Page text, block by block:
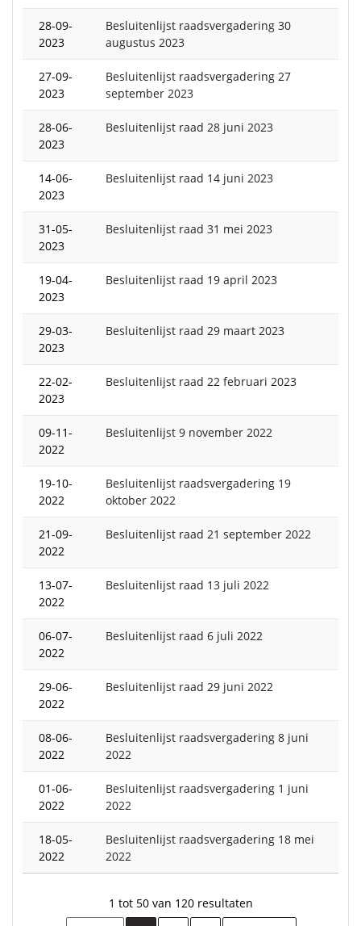
28-09-
2023
Besluitenlijst raadsvergadering 30
augustus 2023
27-09-
2023
Besluitenlijst raadsvergadering 27
september 2023
28-06-
2023
Besluitenlijst raad 28 juni 2023
14-06-
2023
Besluitenlijst raad 14 juni 2023
31-05-
2023
Besluitenlijst raad 31 mei 2023
19-04-
2023
Besluitenlijst raad 19 april 2023
29-03-
2023
Besluitenlijst raad 29 maart 2023
22-02-
2023
Besluitenlijst raad 22 februari 2023
09-11-
2022
Besluitenlijst 9 november 2022
19-10-
2022
Besluitenlijst raadsvergadering 19
oktober 2022
21-09-
2022
Besluitenlijst raad 21 september 2022
13-07-
2022
Besluitenlijst raad 13 juli 2022
06-07-
2022
Besluitenlijst raad 6 juli 2022
29-06-
2022
Besluitenlijst raad 29 juni 2022
08-06-
2022
Besluitenlijst raadsvergadering 8 juni
2022
01-06-
2022
Besluitenlijst raadsvergadering 1 juni
2022
18-05-
2022
Besluitenlijst raadsvergadering 18 mei
2022
1 tot 50 van 120 resultaten